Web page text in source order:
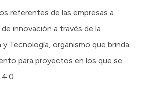
referentes de las empresas a
innovación a través de la
y Tecnología, organismo que brinda
para proyectos en los que se